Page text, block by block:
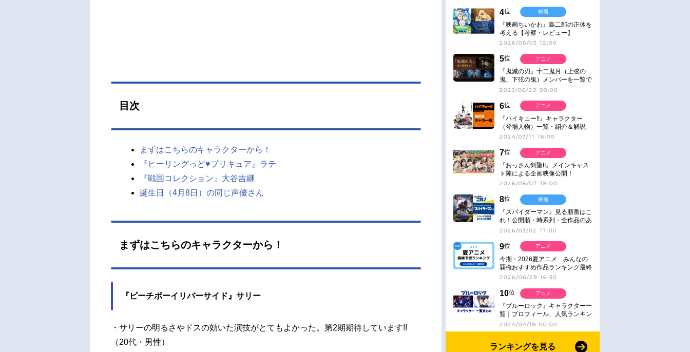
目次
まずはこちらのキャラクターから！
『ヒーリングっど♥プリキュア』ラテ
『戦国コレクション』大谷吉継
誕生日（4月8日）の同じ声優さん
まずはこちらのキャラクターから！
『ピーチボーイリバーサイド』サリー
・サリーの明るさやドスの効いた演技がとてもよかった。第2期期待しています!!
（20代・男性）
4位
『映画ちいかわ』島二郎の正体を
考える【考察・レビュー】
2026/08/03 12:00
映画
5位
『鬼滅の刃』十二鬼月（上弦の
鬼、下弦の鬼）メンバーを一覧で
紹介＆解説（登場鬼の情報まと
2023/06/20 00:00
アニメ
6位
『ハイキュー!!』キャラクター
（登場人物）一覧・紹介＆解説
2024/03/11 16:00
アニメ
7位
『おっさん剣聖II』メインキャス
ト陣による企画映像公開！
2026/08/07 18:00
アニメ
8位
『スパイダーマン』見る順番はこ
れ！公開順・時系列・全作品のあ
らすじをまとめました
2026/03/02 17:00
映画
9位
今期・2026夏アニメ みんなの
覇権おすすめ作品ランキング最終
結果発表！
2026/06/29 16:30
アニメ
10位
『ブルーロック』キャラクター一
覧｜プロフィール、人気ランキン
グ、キャラソン、診断など気にな
る情報まとめ
2024/04/18 00:00
アニメ
ランキングを見る